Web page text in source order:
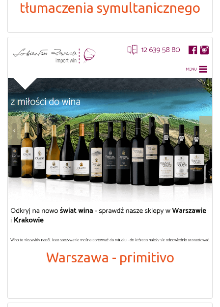
tłumaczenia symultanicznego
Warszawa - primitivo